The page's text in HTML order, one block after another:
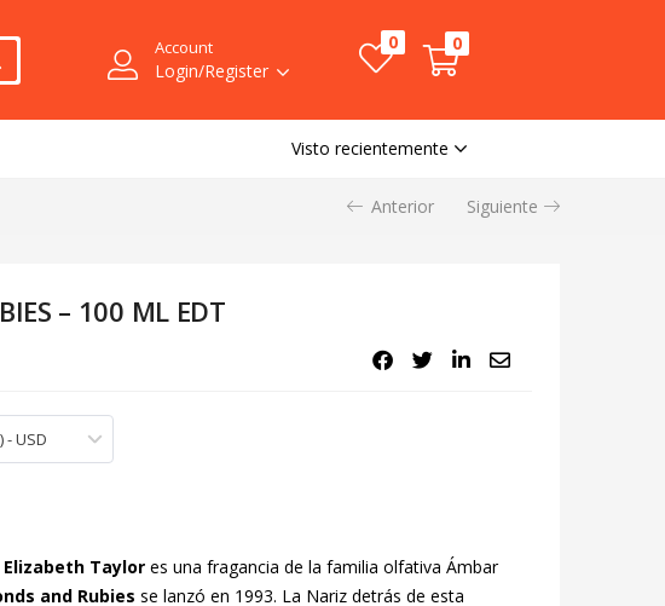
Account
Login/Register
0 0
Visto recientemente
Anterior Siguiente
Disponibilidad:Sin existencias
– 100 ML EDT
USD
Elizabeth Taylores una fragancia de la familia olfativa Ámbar
and Rubies se lanzó en 1993. La Nariz detrás de esta